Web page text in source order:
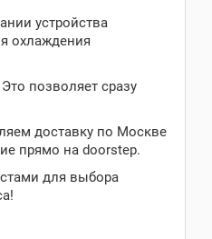
устройства
охлаждения
позволяет сразу
доставку по Москве
прямо на doorstep.
для выбора